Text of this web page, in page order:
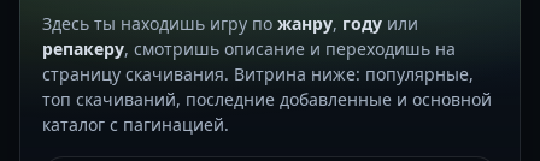
Здесь ты находишь игру по жанру, году или
репакеру, смотришь описание и переходишь на
страницу скачивания. Витрина ниже: популярные,
топ скачиваний, последние добавленные и основной
каталог с пагинацией.